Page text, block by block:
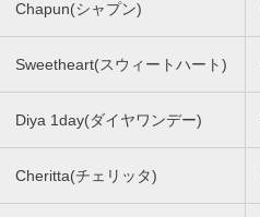
Chapun(シャプン)
Sweetheart(スウィートハート)
Diya 1day(ダイヤワンデー)
Cheritta(チェリッタ)